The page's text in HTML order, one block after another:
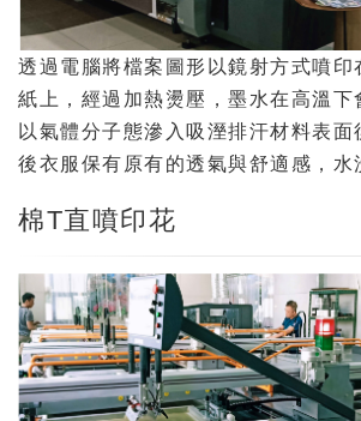
透過電腦將檔案圖形以鏡射方式噴印
紙上，經過加熱燙壓，墨水在高溫下
以氣體分子態滲入吸溼排汗材料表面
後衣服保有原有的透氣與舒適感，水
棉T直噴印花